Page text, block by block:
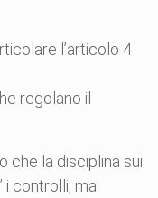
l’articolo 4
regolano il
che la disciplina sui
i controlli, ma